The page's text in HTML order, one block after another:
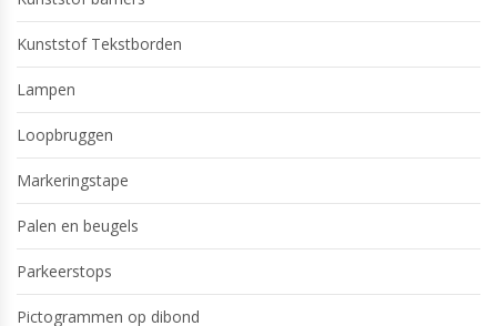
Kunststof Tekstborden
Lampen
Loopbruggen
Markeringstape
Palen en beugels
Parkeerstops
Pictogrammen op dibond